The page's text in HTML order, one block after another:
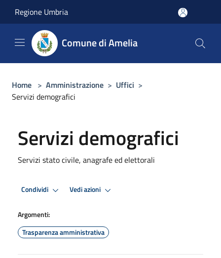
Regione Umbria
Comune di Amelia
Home > Amministrazione > Uffici >
Servizi demografici
Servizi demografici
Servizi stato civile, anagrafe ed elettorali
Condividi Vedi azioni
Argomenti:
Trasparenza amministrativa